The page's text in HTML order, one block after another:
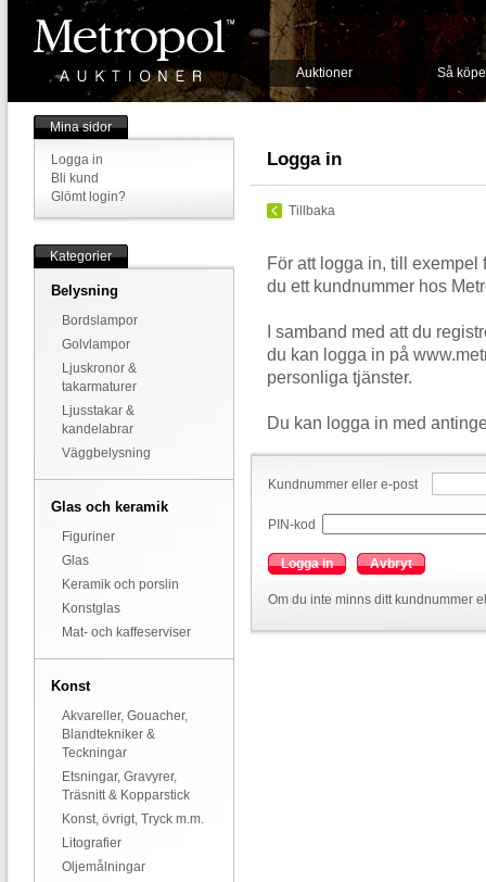
Auktioner Så
Mina sidor
Logga in
Bli kund
Glömt login?
Kategorier
Belysning
Bordslampor
Golvlampor
Ljuskronor &
takarmaturer
Ljusstakar &
kandelabrar
Väggbelysning
Glas och keramik
Figuriner
Glas
Keramik och porslin
Konstglas
Mat- och kaffeserviser
Konst
Akvareller, Gouacher,
Blandtekniker &
Teckningar
Etsningar, Gravyrer,
Träsnitt & Kopparstick
Konst, övrigt, Tryck m.m.
Litografier
Oljemålningar
Logga in
Tillbaka
För att logga in, till exempel
du ett kundnummer hos
I samband med att du
du kan logga in på
personliga tjänster.
Du kan logga in med
Kundnummer eller e-post
PIN-kod
Logga in Avbryt
Om du inte minns ditt kundnummer